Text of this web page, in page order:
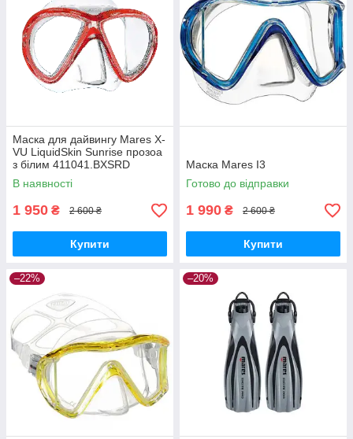
Маска для дайвингу Mares X-
VU LiquidSkin Sunrise прозоа
з білим 411041.BXSRD
В наявності
1 950 ₴ 2 600 ₴
Купити
Маска Mares I3
Готово до відправки
1 990 ₴ 2 600 ₴
Купити
–22% –20%